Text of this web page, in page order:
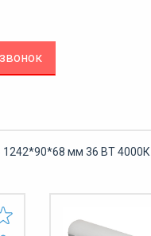
мм 36 ВТ 4000К